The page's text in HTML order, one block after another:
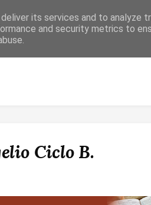
Ciclo B.
its services and to analyze
and security metrics to